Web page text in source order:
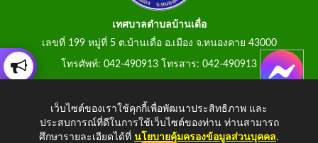
เทศบาลตำบลบ้านเดื่อ
เลขที่ 199 หมู่ที่ 5 ต.บ้านเดื่อ อ.เมือง จ.หนองคาย 43000
โทรศัพท์: 042-490913 โทรสาร: 042-490913
เว็บไซต์ของเราใช้คุกกี้เพื่อพัฒนาประสิทธิภาพ และ
ประสบการณ์ที่ดีในการใช้เว็บไซต์ของท่าน ท่านสามารถ
ศึกษารายละเอียดได้ที่ นโยบายคุ้มครองข้อมูลส่วนบุคคล.